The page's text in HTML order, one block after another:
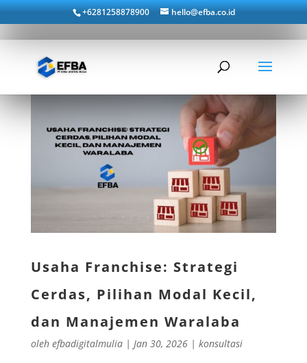
+6281258878900 hello@efba.co.id
Usaha Franchise: Strategi
Cerdas, Pilihan Modal Kecil,
dan Manajemen Waralaba
oleh efbadigitalmulia| Jan 30, 2026| konsultasi